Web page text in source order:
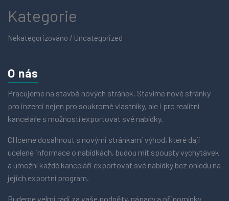
Kategorie
Nekategorizováno / Uncategorized
O nás
Pracujeme na stavbě nových stránek. Stavíme nové stránky
pro inzerci nejen pro soukromé vlastníky, ale i pro realitní
kanceláře s možností exportovat své nabídky.
CHceme dosáhnout s novými stránkami výhod, které dají
ucelené informace o nabídkách, budou mít spousty vychytávek
a umožní každé kanceláři exportovat své nabídky bez ohledu na
jejich exportní program.
Budeme velmi rádi za vaše podněty, nápady a připomínky.